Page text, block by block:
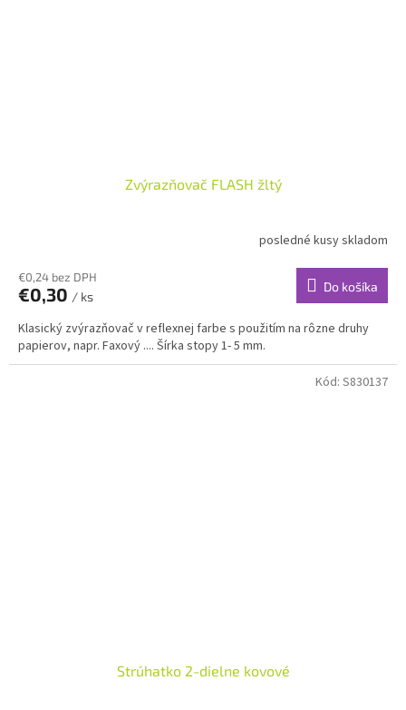
Zvýrazňovač FLASH žltý
posledné kusy skladom
€0,24 bez DPH
€0,30 / ks
Do košíka
Klasický zvýrazňovač v reflexnej farbe s použitím na rôzne druhy
papierov, napr. Faxový .... Šírka stopy 1- 5 mm.
Strúhatko 2-dielne kovové
Kód: S830137